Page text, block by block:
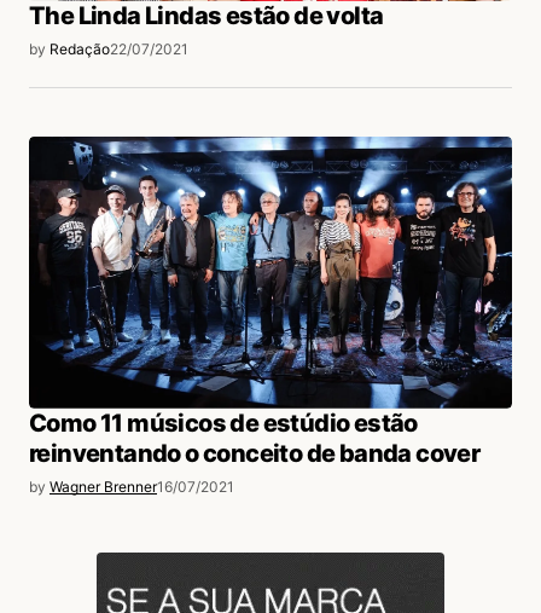
The Linda Lindas estão de volta
by Redação22/07/2021
Como 11 músicos de estúdio estão
reinventando o conceito de banda cover
by Wagner Brenner16/07/2021